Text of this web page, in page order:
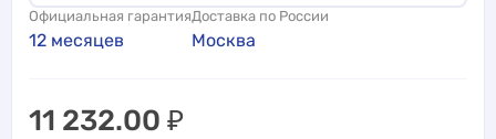
Официальная гарантия
12 месяцев
Доставка по России
Москва
11 232.00 ₽